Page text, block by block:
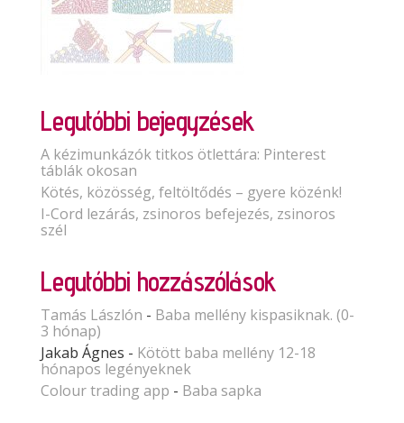
Legutóbbi bejegyzések
A kézimunkázók titkos ötlettára: Pinterest
táblák okosan
Kötés, közösség, feltöltődés – gyere közénk!
I-Cord lezárás, zsinoros befejezés, zsinoros
szél
Legutóbbi hozzászólások
Tamás Lászlón - Baba mellény kispasiknak. (0-
3 hónap)
Jakab Ágnes - Kötött baba mellény 12-18
hónapos legényeknek
Colour trading app - Baba sapka